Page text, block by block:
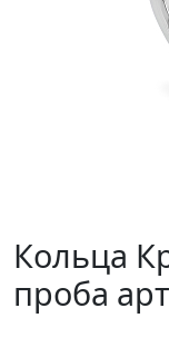
Кольца
проба